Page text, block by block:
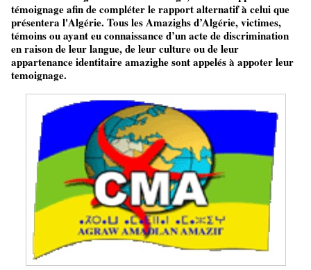
témoignage afin de compléter le rapport alternatif à celui que
présentera l'Algérie. Tous les Amazighs d’Algérie, victimes,
témoins ou ayant eu connaissance d’un acte de discrimination
en raison de leur langue, de leur culture ou de leur
appartenance identitaire amazighe sont appelés à appoter leur
temoignage.